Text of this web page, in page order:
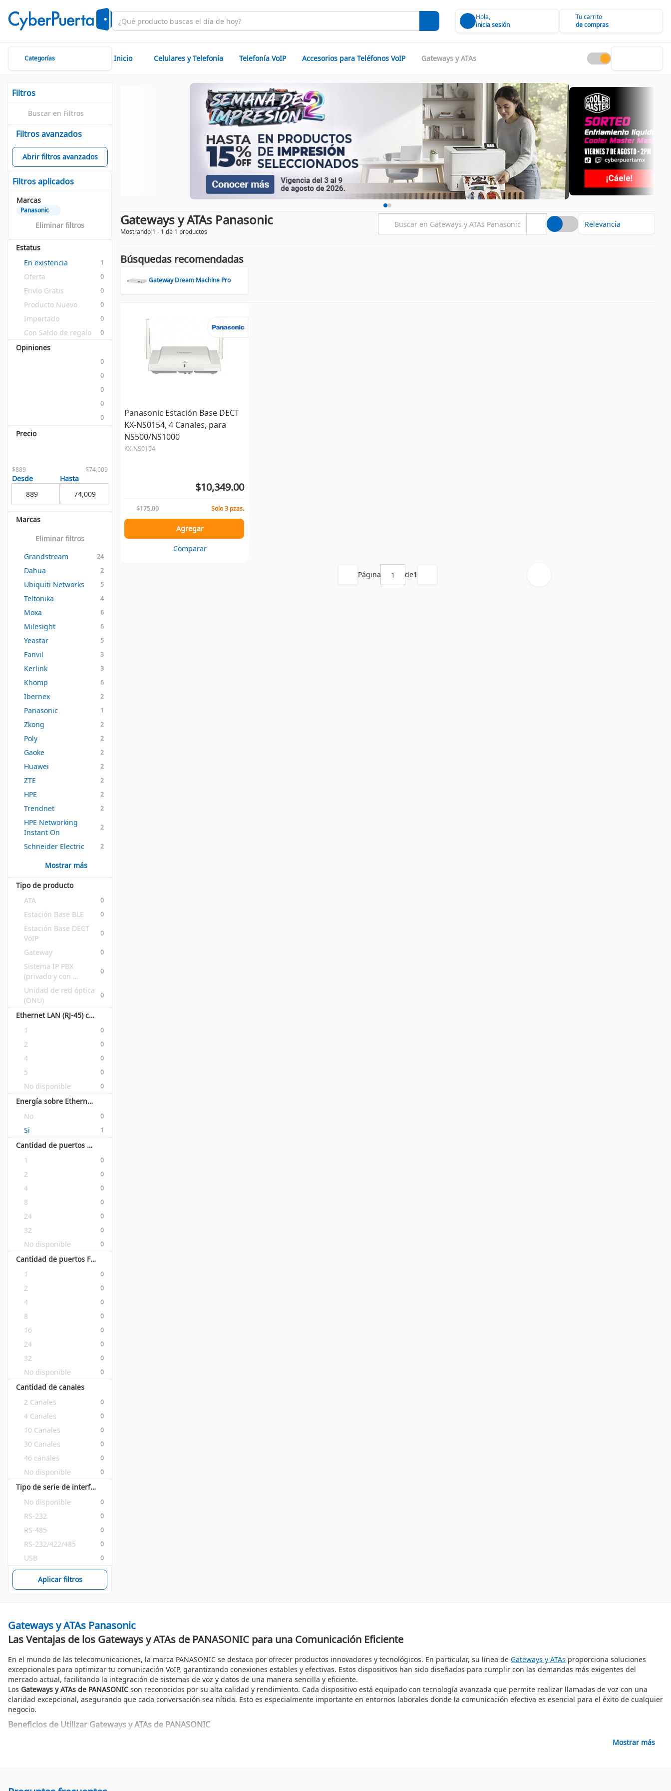
Hola,
inicia sesión
Tu carrito
de compras
Categorías Inicio Celulares y Telefonía Telefonía VoIP Accesorios para Teléfonos VoIP Gateways y ATAs
Filtros
Filtros avanzados
Abrir filtros avanzados
Filtros aplicados
Marcas
Panasonic
Eliminar filtros
Estatus
En existencia
1
Oferta 0
Envío Gratis 0
Producto Nuevo 0
Importado 0
Con Saldo de regalo 0
Opiniones
0
0
0
0
0
Precio
$889 $74,009
Desde Hasta
Marcas
Eliminar filtros
Grandstream
24
Dahua 2
Ubiquiti Networks 5
Teltonika 4
Moxa 6
Milesight 6
Yeastar 5
Fanvil 3
Kerlink 3
Khomp 6
Ibernex 2
Panasonic 1
Zkong 2
Poly 2
Gaoke 2
Huawei 2
ZTE 2
HPE 2
Trendnet 2
HPE Networking
Instant On
2
Schneider Electric 2
Mostrar más
Tipo de producto
ATA
0
Estación Base BLE 0
Estación Base DECT
VoIP
0
Gateway 0
Sistema IP PBX
(privado y con
conmutación de
paquetes)
0
Unidad de red óptica
(ONU)
0
Ethernet LAN (RJ-45) cantidad de puertos
1
0
2 0
4 0
5 0
No disponible 0
Energía sobre Ethernet (PoE)
No
0
Si 1
Cantidad de puertos RJ-11
1
0
2 0
4 0
8 0
24 0
32 0
No disponible 0
Cantidad de puertos Foreign eXchange Station (FXS)
1
0
2 0
4 0
8 0
16 0
24 0
32 0
No disponible 0
Cantidad de canales
2 Canales
0
4 Canales 0
10 Canales 0
30 Canales 0
46 canales 0
No disponible 0
Tipo de serie de interfaz
No disponible
0
RS-232 0
RS-485 0
RS-232/422/485 0
USB 0
Aplicar filtros
Gateways y ATAs Panasonic
Mostrando 1 - 1 de 1 productos
Búsquedas recomendadas
Gateway Dream Machine Pro
Panasonic Estación Base DECT
KX-NS0154, 4 Canales, para
NS500/NS1000
KX-NS0154
$10,349.00
$175.00 Solo 3 pzas.
Agregar
Comparar
Página de1
Gateways y ATAs Panasonic
Las Ventajas de los Gateways y ATAs de PANASONIC para una Comunicación Eficiente
En el mundo de las telecomunicaciones, la marca PANASONIC se destaca por ofrecer productos innovadores y tecnológicos. En particular, su línea de Gateways y ATAs proporciona soluciones
excepcionales para optimizar tu comunicación VoIP, garantizando conexiones estables y efectivas. Estos dispositivos han sido diseñados para cumplir con las demandas más exigentes del
mercado actual, facilitando la integración de sistemas de voz y datos de una manera sencilla y eficiente.
Los Gateways y ATAs de PANASONIC son reconocidos por su alta calidad y rendimiento. Cada dispositivo está equipado con tecnología avanzada que permite realizar llamadas de voz con una
claridad excepcional, asegurando que cada conversación sea nítida. Esto es especialmente importante en entornos laborales donde la comunicación efectiva es esencial para el éxito de cualquier
negocio.
Beneficios de Utilizar Gateways y ATAs de PANASONIC
es su facilidad de instalación y configuración. Estos dispositivos permiten una transición suave hacia la tecnología VoIP,
Mostrar más